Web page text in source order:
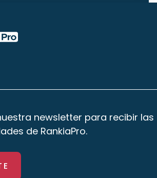
newsletter para recibir las
de RankiaPro.